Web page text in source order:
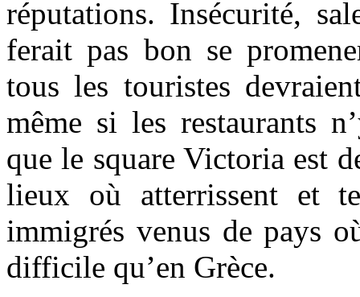
réputations. Insécurité,
ferait pas bon se
tous les touristes
même si les restaurants
que le square Victoria est
lieux où atterrissent et
immigrés venus de pays
difficile qu’en Grèce.